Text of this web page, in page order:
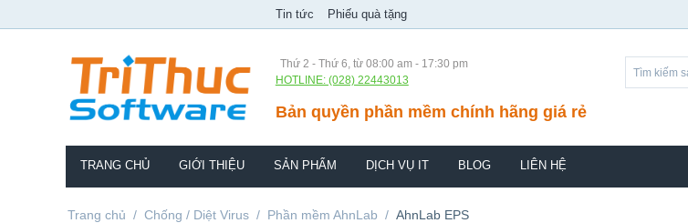
Tin tức Phiếu quà tặng
Thứ 2 - Thứ 6, từ 08:00 am - 17:30 pm
HOTLINE: (028) 22443013
Bản quyền phần mềm chính hãng giá rẻ
TRANG CHỦ GIỚI THIỆU SẢN PHẨM DỊCH VỤ IT BLOG LIÊN HỆ
Trang chủ / Chống / Diệt Virus / Phần mềm AhnLab / AhnLab EPS